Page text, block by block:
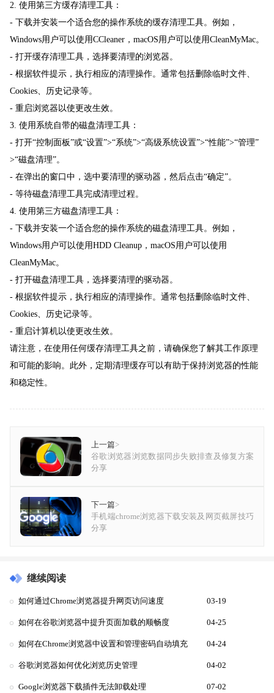
2. 使用第三方缓存清理工具：
- 下载并安装一个适合您的操作系统的缓存清理工具。例如，
Windows用户可以使用CCleaner，macOS用户可以使用CleanMyMac。
- 打开缓存清理工具，选择要清理的浏览器。
- 根据软件提示，执行相应的清理操作。通常包括删除临时文件、
Cookies、历史记录等。
- 重启浏览器以使更改生效。
3. 使用系统自带的磁盘清理工具：
- 打开“控制面板”或“设置”>“系统”>“高级系统设置”>“性能”>“管理”
>“磁盘清理”。
- 在弹出的窗口中，选中要清理的驱动器，然后点击“确定”。
- 等待磁盘清理工具完成清理过程。
4. 使用第三方磁盘清理工具：
- 下载并安装一个适合您的操作系统的磁盘清理工具。例如，
Windows用户可以使用HDD Cleanup，macOS用户可以使用
CleanMyMac。
- 打开磁盘清理工具，选择要清理的驱动器。
- 根据软件提示，执行相应的清理操作。通常包括删除临时文件、
Cookies、历史记录等。
- 重启计算机以使更改生效。
请注意，在使用任何缓存清理工具之前，请确保您了解其工作原理
和可能的影响。此外，定期清理缓存可以有助于保持浏览器的性能
和稳定性。
上一篇>
谷歌浏览器浏览数据同步失败排查及修复方案
分享
下一篇>
手机端chrome浏览器下载安装及网页截屏技巧
分享
继续阅读
如何通过Chrome浏览器提升网页访问速度 03-19
如何在谷歌浏览器中提升页面加载的顺畅度 04-25
如何在Chrome浏览器中设置和管理密码自动填充 04-24
谷歌浏览器如何优化浏览历史管理 04-02
Google浏览器下载插件无法卸载处理 07-02